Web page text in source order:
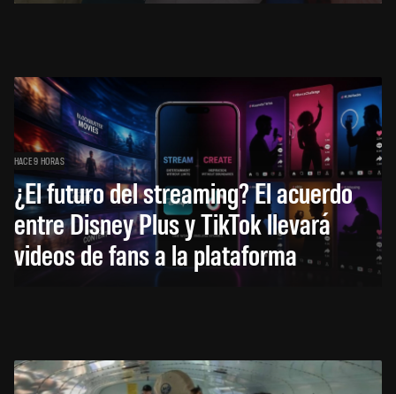
HACE 9 HORAS
¿El futuro del streaming? El acuerdo
entre Disney Plus y TikTok llevará
videos de fans a la plataforma